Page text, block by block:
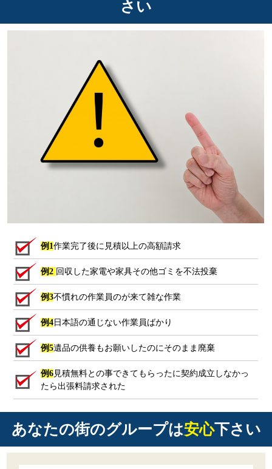
さい
例1作業完了後に見積以上の高額請求
例2 回収した家電や家具その他ゴミを不法投棄
例3不慣れの作業員のが来て雑な作業
例4 日本語の通じない作業員ばかり
例5遺品の供養もお願いしたのにそのまま廃棄
例6 見積無料との事できてもらったに契約成立しなかっ
たら出張料請求された
あなたの街のグループは安心下さい